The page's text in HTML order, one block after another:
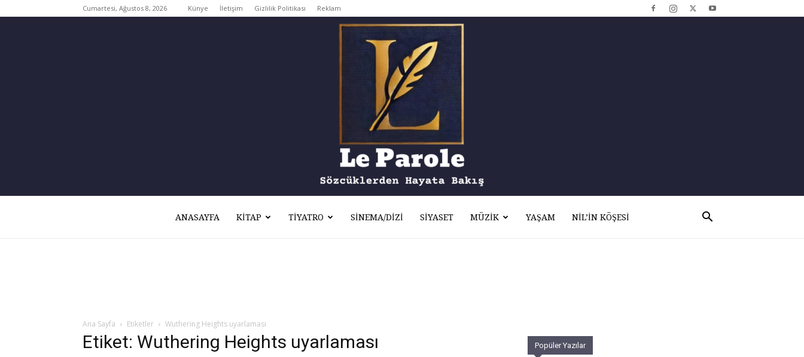
Cumartesi, Ağustos 8, 2026 Künye İletişim Gizlilik Politikası Reklam
ANASAYFA KITAP TIYATRO SINEMA/DIZI SIYASET MÜZIK YAŞAM NIL’IN KÖŞESI
Ana Sayfa Etiketler Wuthering Heights uyarlaması
Etiket: Wuthering Heights uyarlaması Popüler Yazılar